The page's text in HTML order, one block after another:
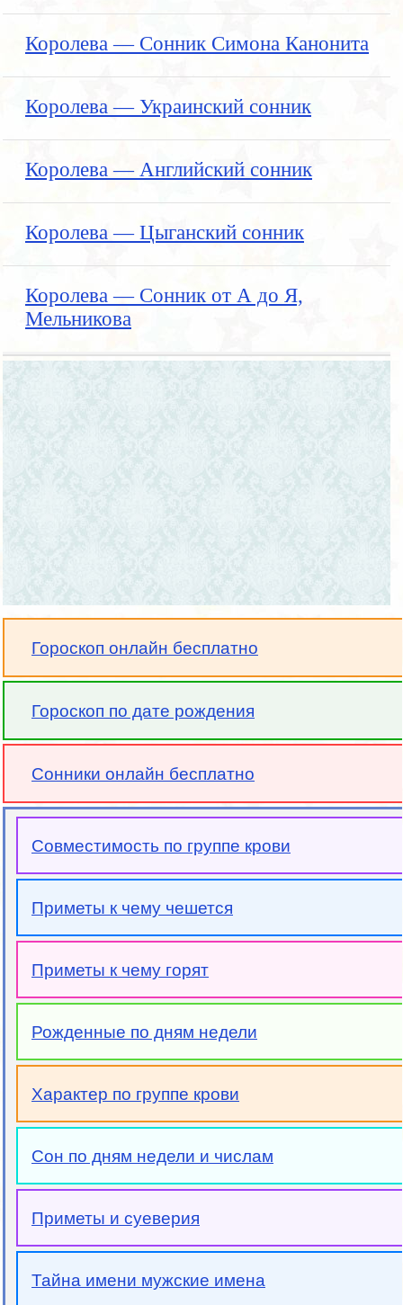
Королева — Сонник Симона Канонита
Королева — Украинский сонник
Королева — Английский сонник
Королева — Цыганский сонник
Королева — Сонник от А до Я,
Мельникова
Гороскоп онлайн бесплатно
Гороскоп по дате рождения
Сонники онлайн бесплатно
Совместимость по группе крови
Приметы к чему чешется
Приметы к чему горят
Рожденные по дням недели
Характер по группе крови
Сон по дням недели и числам
Приметы и суеверия
Тайна имени мужские имена